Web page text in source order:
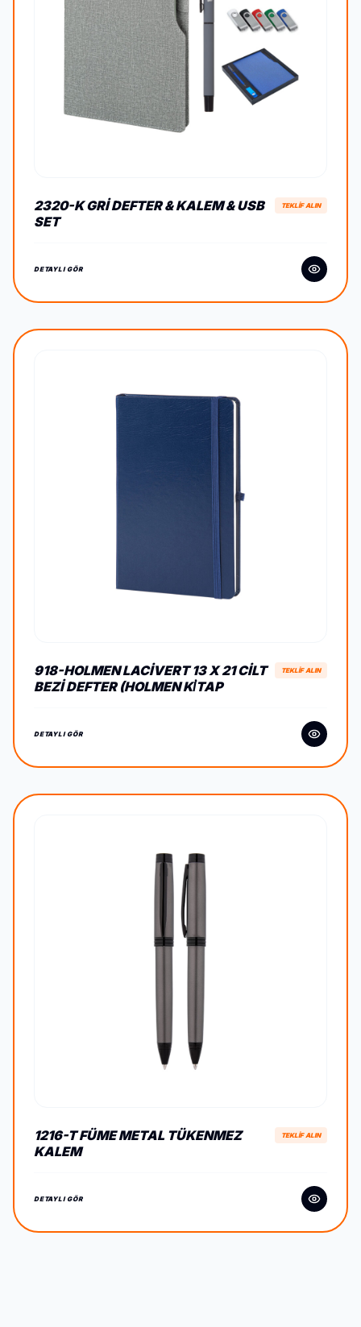
2320-K GRI DEFTER & KALEM & USB
SET
TEKLİF ALIN
DETAYLI GÖR
918-HOLMEN LACIVERT 13 X 21 CILT
BEZI DEFTER (HOLMEN KİTAP
TEKLİF ALIN
DETAYLI GÖR
1216-T FÜME METAL TÜKENMEZ
KALEM
TEKLİF ALIN
DETAYLI GÖR